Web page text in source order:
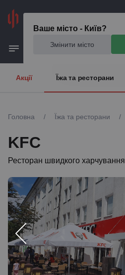
Ваше місто - Київ?
Змінити місто
Акції Їжа та ресторани
Головна / Їжа та ресторани /
KFC
Ресторан швидкого харчування